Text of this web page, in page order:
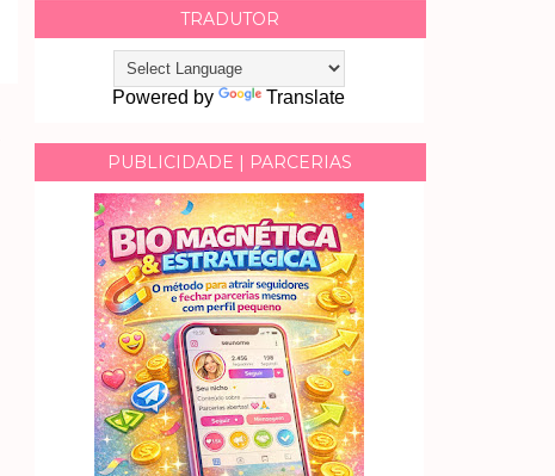
TRADUTOR
Powered by Translate
PUBLICIDADE | PARCERIAS